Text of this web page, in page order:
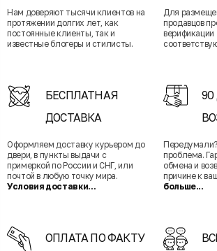
Нам доверяют тысячи клиентов на
протяжении долгих лет, как
постоянные клиенты, так и
известные блогеры и стилисты.
Для
продавцов
верификации
БЕСПЛАТНАЯ
ДОСТАВКА
Оформляем доставку курьером до
двери, в пункты выдачи с
примеркой по России и СНГ, или
почтой в любую точку мира.
Условия доставки...
проблема.
обмена и
причине к
больше...
ОПЛАТА ПО ФАКТУ